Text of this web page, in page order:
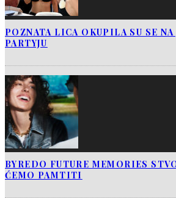
POZNATA LICA OKUPILA SU SE
PARTYJU
BYREDO FUTURE MEMORIES
ĆEMO PAMTITI